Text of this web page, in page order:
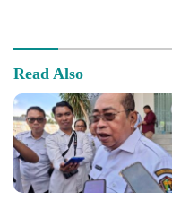
Read Also